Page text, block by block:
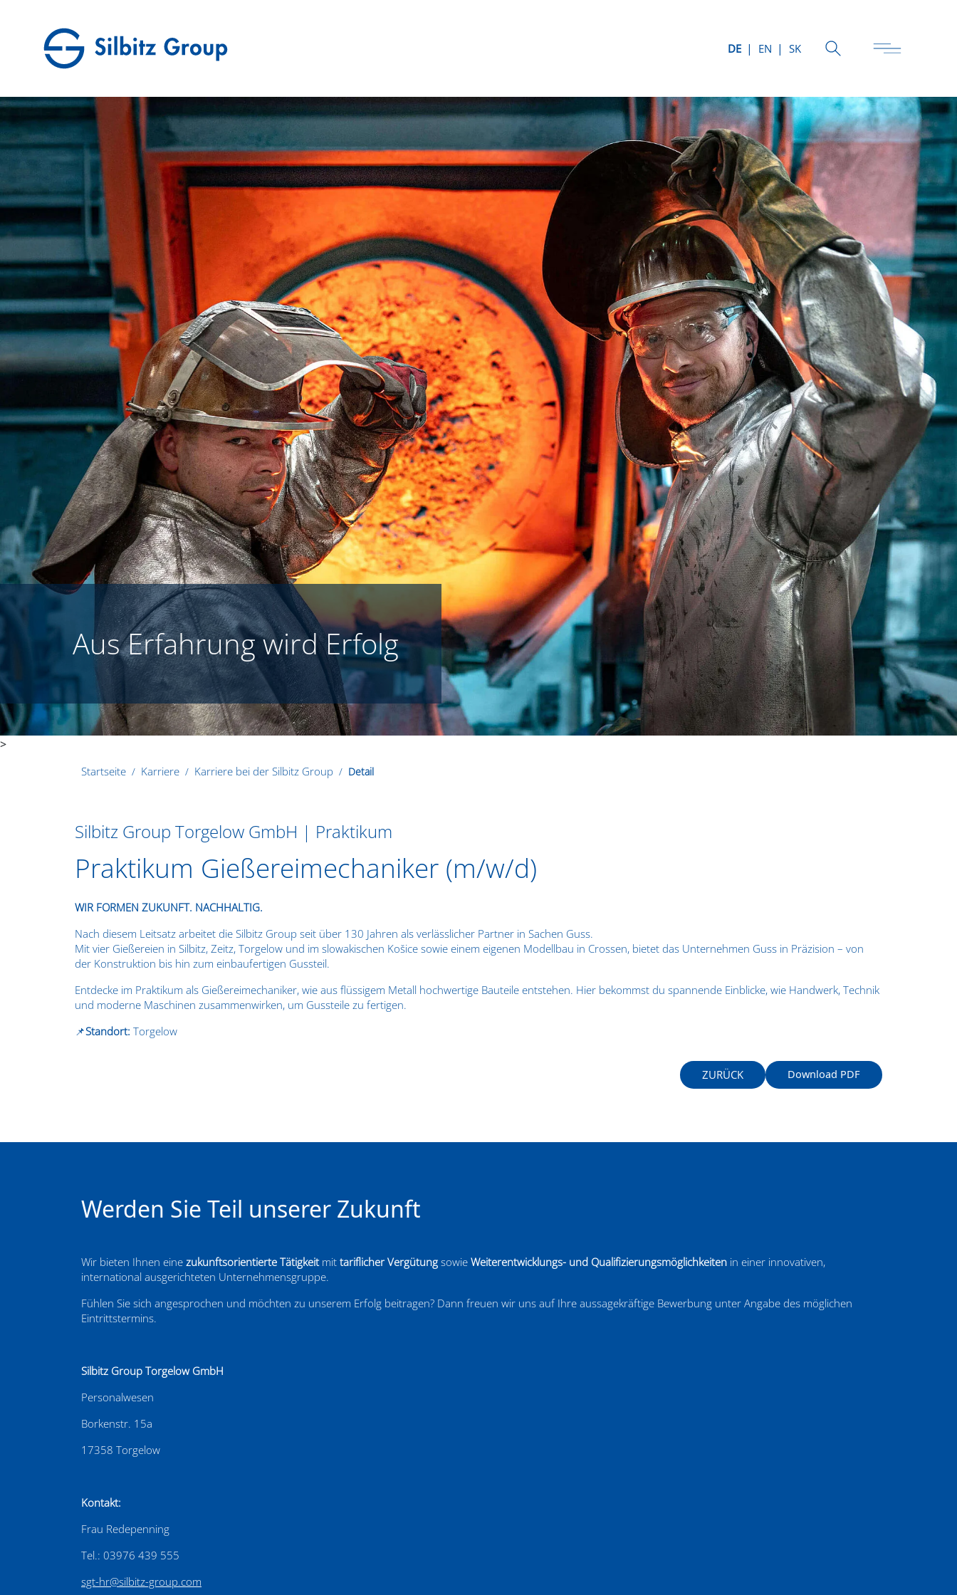
DE EN SK
Aus Erfahrung wird Erfolg
>
Startseite Karriere Karriere bei der Silbitz Group Detail
Silbitz Group Torgelow GmbH | Praktikum
Praktikum Gießereimechaniker (m/w/d)
WIR FORMEN ZUKUNFT. NACHHALTIG.
Nach diesem Leitsatz arbeitet die Silbitz Group seit über 130 Jahren als verlässlicher Partner in Sachen Guss.
Mit vier Gießereien in Silbitz, Zeitz, Torgelow und im slowakischen Košice sowie einem eigenen Modellbau in Crossen, bietet das Unternehmen Guss in Präzision – von
der Konstruktion bis hin zum einbaufertigen Gussteil.
Entdecke im Praktikum als Gießereimechaniker, wie aus flüssigem Metall hochwertige Bauteile entstehen. Hier bekommst du spannende Einblicke, wie Handwerk, Technik
und moderne Maschinen zusammenwirken, um Gussteile zu fertigen.
📌Standort: Torgelow
ZURÜCK Download PDF
Werden Sie Teil unserer Zukunft
Wir bieten Ihnen eine zukunftsorientierte Tätigkeitmit tariflicher Vergütung sowie Weiterentwicklungs- und Qualifizierungsmöglichkeiten in einer innovativen,
international ausgerichteten Unternehmensgruppe.
Fühlen Sie sich angesprochen und möchten zu unserem Erfolg beitragen? Dann freuen wir uns auf Ihre aussagekräftige Bewerbung unter Angabe des möglichen
Eintrittstermins.
Silbitz Group Torgelow GmbH
Personalwesen
Borkenstr. 15a
17358 Torgelow
Kontakt:
Frau Redepenning
Tel.: 03976 439 555
sgt-hr@silbitz-group.com